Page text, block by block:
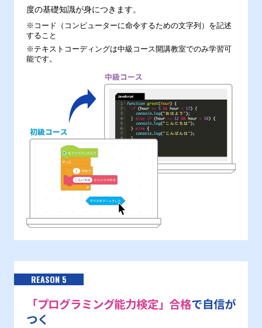
度の基礎知識が身につきます。
※コード（コンピューターに命令するための文字列）を記述
すること
※テキストコーディングは中級コース開講教室でのみ学習可
能です。
REASON 5
「プログラミング能力検定」合格で自信が
つく